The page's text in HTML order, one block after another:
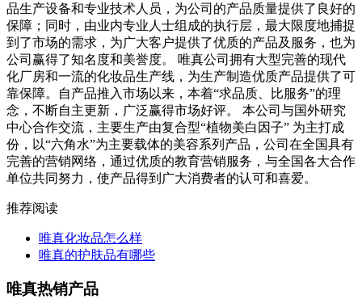
品生产设备和专业技术人员，为公司的产品质量提供了良好的
保障；同时，由业内专业人士组成的执行层，最大限度地捕捉
到了市场的需求，为广大客户提供了优质的产品及服务，也为
公司赢得了知名度和美誉度。 唯真公司拥有大型完善的现代
化厂房和一流的化妆品生产线，为生产制造优质产品提供了可
靠保障。自产品推入市场以来，本着“求品质、比服务”的理
念，不断自主更新，广泛赢得市场好评。 本公司与国外研究
中心合作交流，主要生产由复合型“植物美白因子” 为主打成
份，以“六角水”为主要载体的美容系列产品，公司在全国具有
完善的营销网络，通过优质的教育营销服务，与全国各大合作
单位共同努力，使产品得到广大消费者的认可和喜爱。
推荐阅读
唯真化妆品怎么样
唯真的护肤品有哪些
唯真热销产品